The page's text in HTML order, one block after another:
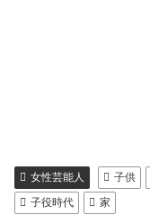
女性芸能人 子供
子役時代
家